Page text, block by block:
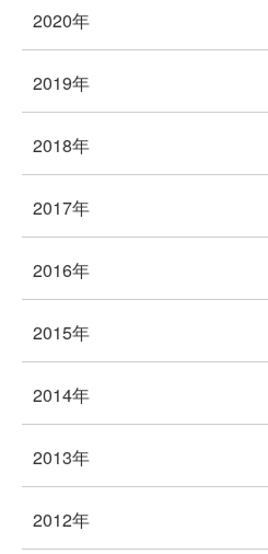
2020年
2019年
2018年
2017年
2016年
2015年
2014年
2013年
2012年